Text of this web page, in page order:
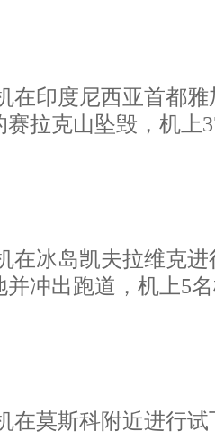
在印度尼西亚首都
拉克山坠毁，机上
在冰岛凯夫拉维克
冲出跑道，机上5
在莫斯科附近进行